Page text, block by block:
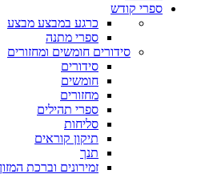
ספרי קודש
כרגע במבצע מבצע
ספרי מתנה
סידורים חומשים ומחזורים
סידורים
חומשים
מחזורים
ספרי תהילים
סליחות
תיקון קוראים
תנך
זמירונים וברכת המזון